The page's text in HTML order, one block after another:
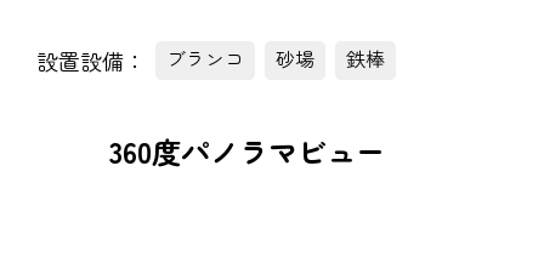
設置設備： ブランコ 砂場 鉄棒
360度パノラマビュー